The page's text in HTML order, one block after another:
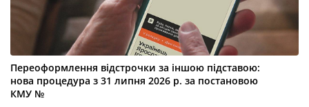
Переоформлення відстрочки за іншою підставою:
нова процедура з 31 липня 2026 р. за постановою
КМУ №